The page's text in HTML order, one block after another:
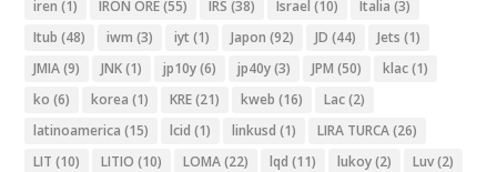
iren (1) IRON ORE(55) IRS (38) Israel (10) Italia (3)
Itub (48) iwm (3) iyt (1) Japon (92) JD (44) Jets (1)
JMIA(9) JNK(1) jp10y(6) jp40y(3) JPM (50) klac(1)
ko (6) korea (1) KRE(21) kweb (16) Lac(2)
latinoamerica (15) lcid (1) linkusd (1) LIRA TURCA(26)
LIT (10) LITIO (10) LOMA(22) lqd (11) lukoy(2) Luv(2)